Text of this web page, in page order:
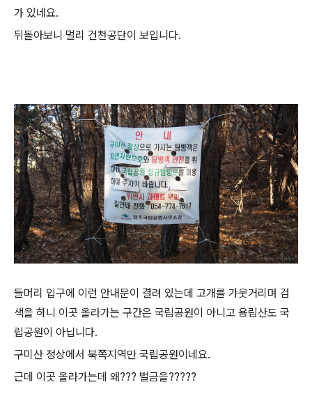
가 있네요.
뒤돌아보니 멀리 건천공단이 보입니다.
들머리 입구에 이런 안내문이 결려 있는데 고개를 갸웃거리며 검
색을 하니 이곳 올라가는 구간은 국립공원이 아니고 용림산도 국
립공원이 아닙니다.
구미산 정상에서 북쪽지역만 국립공원이네요.
근데 이곳 올라가는데 왜??? 벌금을?????